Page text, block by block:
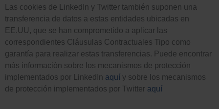
Las cookies de LinkedIn y Twitter también suponen una
transferencia de datos a estas entidades ubicadas en
EE.UU, que se han comprometido a aplicar las
correspondientes Cláusulas Contractuales Tipo como
garantía para realizar estas transferencias. Puede encontrar
más información sobre los mecanismos de protección
implementados por LinkedIn aquí y sobre los mecanismos
de protección implementados por Twitter aquí